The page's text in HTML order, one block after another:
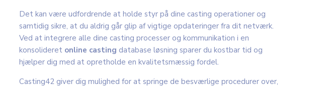
Det kan være udfordrende at holde styr på dine casting operationer og
samtidig sikre, at du aldrig går glip af vigtige opdateringer fra dit netværk.
Ved at integrere alle dine casting processer og kommunikation i en
konsolideret online casting database løsning sparer du kostbar tid og
hjælper dig med at opretholde en kvalitetsmæssig fordel.
Casting42 giver dig mulighed for at springe de besværlige procedurer over,